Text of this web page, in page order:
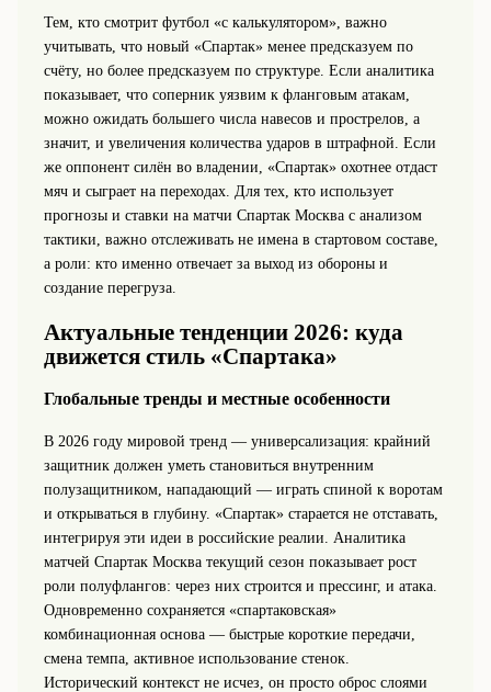
Тем, кто смотрит футбол «с калькулятором», важно
учитывать, что новый «Спартак» менее предсказуем по
счёту, но более предсказуем по структуре. Если аналитика
показывает, что соперник уязвим к фланговым атакам,
можно ожидать большего числа навесов и прострелов, а
значит, и увеличения количества ударов в штрафной. Если
же оппонент силён во владении, «Спартак» охотнее отдаст
мяч и сыграет на переходах. Для тех, кто использует
прогнозы и ставки на матчи Спартак Москва с анализом
тактики, важно отслеживать не имена в стартовом составе,
а роли: кто именно отвечает за выход из обороны и
создание перегруза.
Актуальные тенденции 2026: куда
движется стиль «Спартака»
Глобальные тренды и местные особенности
В 2026 году мировой тренд — универсализация: крайний
защитник должен уметь становиться внутренним
полузащитником, нападающий — играть спиной к воротам
и открываться в глубину. «Спартак» старается не отставать,
интегрируя эти идеи в российские реалии. Аналитика
матчей Спартак Москва текущий сезон показывает рост
роли полуфлангов: через них строится и прессинг, и атака.
Одновременно сохраняется «спартаковская»
комбинационная основа — быстрые короткие передачи,
смена темпа, активное использование стенок.
Исторический контекст не исчез, он просто оброс слоями